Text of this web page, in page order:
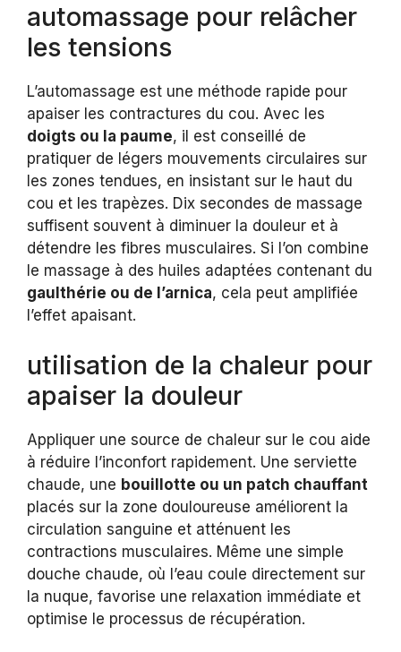
automassage pour relâcher
les tensions
L’automassage est une méthode rapide pour
apaiser les contractures du cou. Avec les
doigts ou la paume, il est conseillé de
pratiquer de légers mouvements circulaires sur
les zones tendues, en insistant sur le haut du
cou et les trapèzes. Dix secondes de massage
suffisent souvent à diminuer la douleur et à
détendre les fibres musculaires. Si l’on combine
le massage à des huiles adaptées contenant du
gaulthérie ou de l’arnica, cela peut amplifiée
l’effet apaisant.
utilisation de la chaleur pour
apaiser la douleur
Appliquer une source de chaleur sur le cou aide
à réduire l’inconfort rapidement. Une serviette
chaude, une bouillotte ou un patch chauffant
placés sur la zone douloureuse améliorent la
circulation sanguine et atténuent les
contractions musculaires. Même une simple
douche chaude, où l’eau coule directement sur
la nuque, favorise une relaxation immédiate et
optimise le processus de récupération.